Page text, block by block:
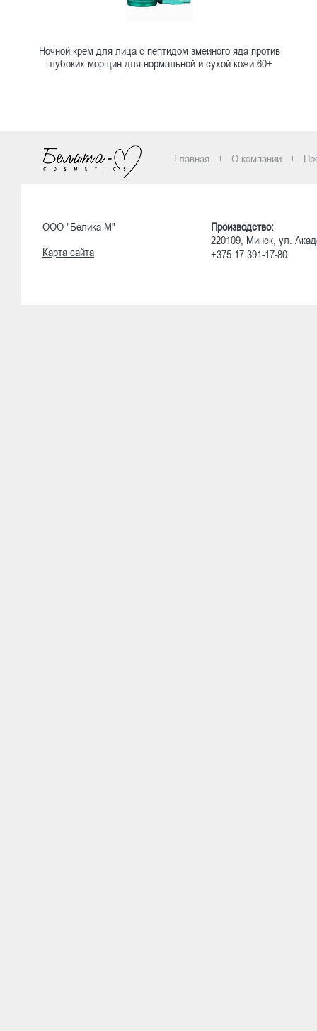
Ночной крем для лица с пептидом змеиного яда против
глубоких морщин для нормальной и сухой кожи 60+
Главная О компании
ООО "Белика-М"
Карта сайта
Производство:
220109, Минск, ул.
+375 17 391-17-80